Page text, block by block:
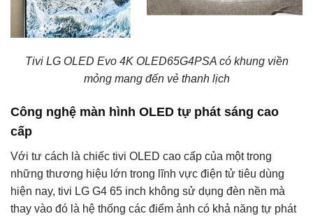
Tivi LG OLED Evo 4K OLED65G4PSA có khung viền
mỏng mang đến vẻ thanh lịch
Công nghệ màn hình OLED tự phát sáng cao
cấp
Với tư cách là chiếc tivi OLED cao cấp của một trong
những thương hiệu lớn trong lĩnh vực điện tử tiêu dùng
hiện nay, tivi LG G4 65 inch không sử dụng đèn nền mà
thay vào đó là hệ thống các điểm ảnh có khả năng tự phát